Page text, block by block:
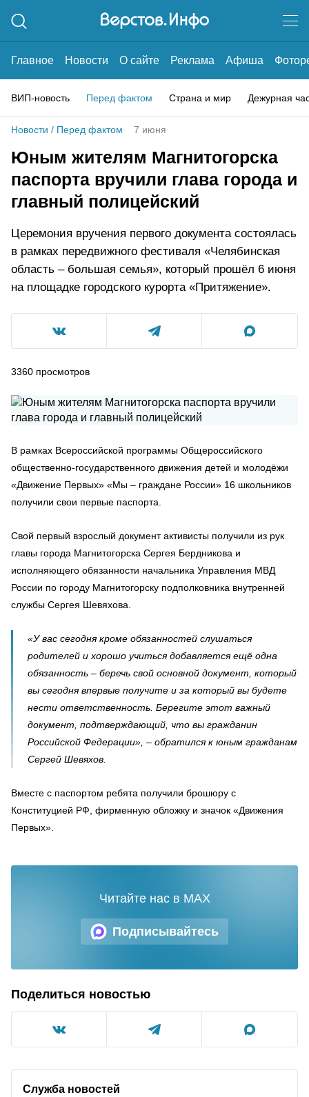
Главное Новости О сайте Реклама Афиша
ВИП-новость Перед фактом Страна и мир Дежурная
Новости / Перед фактом 7 июня
Юным жителям Магнитогорска
паспорта вручили глава города и
главный полицейский
Церемония вручения первого документа состоялась
в рамках передвижного фестиваля «Челябинская
область – большая семья», который прошёл 6 июня
на площадке городского курорта «Притяжение».
3360 просмотров
В рамках Всероссийской программы Общероссийского
общественно-государственного движения детей и молодёжи
«Движение Первых» «Мы – граждане России» 16 школьников
получили свои первые паспорта.
Свой первый взрослый документ активисты получили из рук
главы города Магнитогорска Сергея Бердникова и
исполняющего обязанности начальника Управления МВД
России по городу Магнитогорску подполковника внутренней
службы Сергея Шевяхова.
«У вас сегодня кроме обязанностей слушаться
родителей и хорошо учиться добавляется ещё одна
обязанность – беречь свой основной документ, который
вы сегодня впервые получите и за который вы будете
нести ответственность. Берегите этот важный
документ, подтверждающий, что вы гражданин
Российской Федерации», – обратился к юным гражданам
Сергей Шевяхов.
Вместе с паспортом ребята получили брошюру с
Конституцией РФ, фирменную обложку и значок «Движения
Первых».
Подписывайтесь
Читайте нас в MAX
Поделиться новостью
Служба новостей